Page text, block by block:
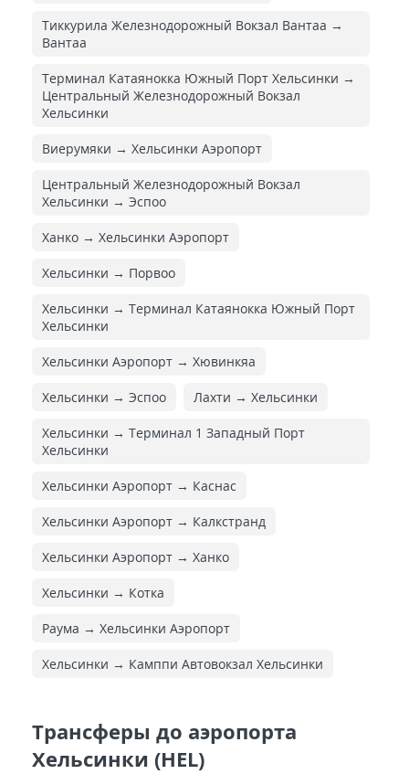
Тиккурила Железнодорожный Вокзал Вантаа →
Вантаа
Терминал Катаянокка Южный Порт Хельсинки →
Центральный Железнодорожный Вокзал
Хельсинки
Виерумяки → Хельсинки Аэропорт
Центральный Железнодорожный Вокзал
Хельсинки → Эспоо
Ханко → Хельсинки Аэропорт
Хельсинки → Порвоо
Хельсинки → Терминал Катаянокка Южный Порт
Хельсинки
Хельсинки Аэропорт → Хювинкяа
Хельсинки → Эспоо Лахти → Хельсинки
Хельсинки → Терминал 1 Западный Порт
Хельсинки
Хельсинки Аэропорт → Каснас
Хельсинки Аэропорт → Калкстранд
Хельсинки Аэропорт → Ханко
Хельсинки → Котка
Раума → Хельсинки Аэропорт
Хельсинки → Камппи Автовокзал Хельсинки
Трансферы до аэропорта
Хельсинки (HEL)